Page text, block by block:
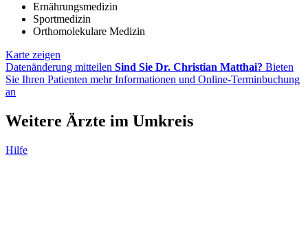
Ernährungsmedizin
Sportmedizin
Orthomolekulare Medizin
Karte zeigen
Datenänderung mitteilen Sind Sie Dr. Christian Matthai? Bieten
Sie Ihren Patienten mehr Informationen und Online-Terminbuchung
an
Weitere Ärzte im Umkreis
Hilfe